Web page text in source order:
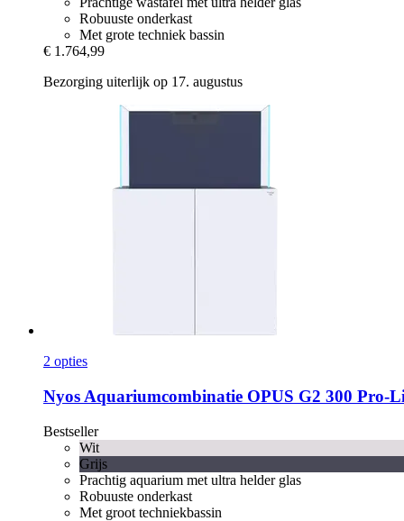
Robuuste onderkast
Met grote techniek bassin
€ 1.764,99
Bezorging uiterlijk op 17. augustus
2 opties
Nyos Aquariumcombinatie OPUS G2 300 Pro-​
Bestseller
Wit
Grijs
Prachtig aquarium met ultra helder glas
Robuuste onderkast
Met groot techniekbassin